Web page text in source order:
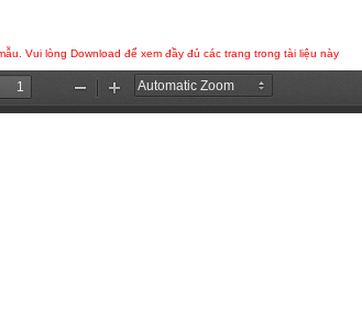
Vui lòng Download để xem đầy đủ các trang trong tài liệu này
Zoom
Out
Zoom
In